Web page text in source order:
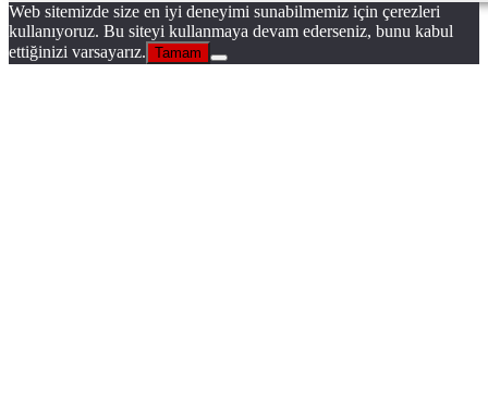
Web sitemizde size en iyi deneyimi sunabilmemiz için çerezleri
kullanıyoruz. Bu siteyi kullanmaya devam ederseniz, bunu kabul
ettiğinizi varsayarız. Tamam